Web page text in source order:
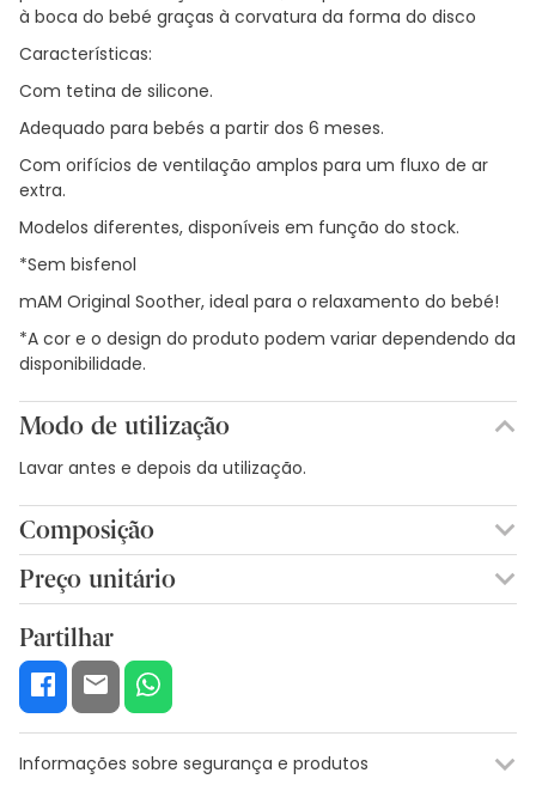
à boca do bebé graças à corvatura da forma do disco
Características:
Com tetina de silicone.
Adequado para bebés a partir dos 6 meses.
Com orifícios de ventilação amplos para um fluxo de ar
extra.
Modelos diferentes, disponíveis em função do stock.
*Sem bisfenol
mAM Original Soother, ideal para o relaxamento do bebé!
*A cor e o design do produto podem variar dependendo da
disponibilidade.
Modo de utilização
Lavar antes e depois da utilização.
Composição
SILICON.
Preço unitário
Partilhar
Informações sobre segurança e produtos